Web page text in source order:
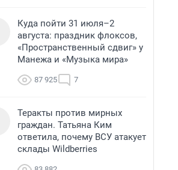
Куда пойти 31 июля–2
августа: праздник флоксов,
«Пространственный сдвиг» у
Манежа и «Музыка мира»
87 925 7
Теракты против мирных
граждан. Татьяна Ким
ответила, почему ВСУ атакует
склады Wildberries